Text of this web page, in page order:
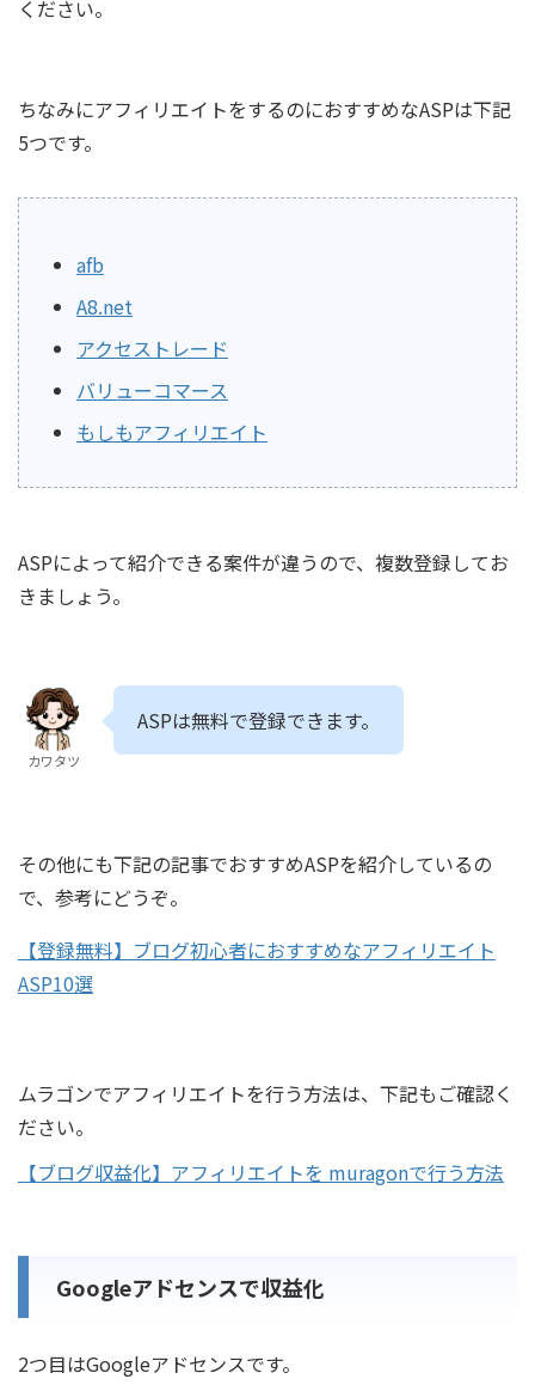
ください。
ちなみにアフィリエイトをするのにおすすめなASPは下記
5つです。
afb
A8.net
アクセストレード
バリューコマース
もしもアフィリエイト
ASPによって紹介できる案件が違うので、複数登録してお
きましょう。
カワタツ
ASPは無料で登録できます。
その他にも下記の記事でおすすめASPを紹介しているの
で、参考にどうぞ。
【登録無料】ブログ初心者におすすめなアフィリエイト
ASP10選
ムラゴンでアフィリエイトを行う方法は、下記もご確認く
ださい。
【ブログ収益化】アフィリエイトを muragonで行う方法
Googleアドセンスで収益化
2つ目はGoogleアドセンスです。